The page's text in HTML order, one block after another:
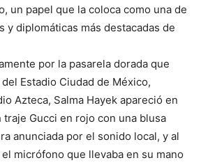
un papel que la coloca como una de
y diplomáticas más destacadas de
por la pasarela dorada que
Estadio Ciudad de México,
Azteca, Salma Hayek apareció en
Gucci en rojo con una blusa
anunciada por el sonido local, y al
micrófono que llevaba en su mano